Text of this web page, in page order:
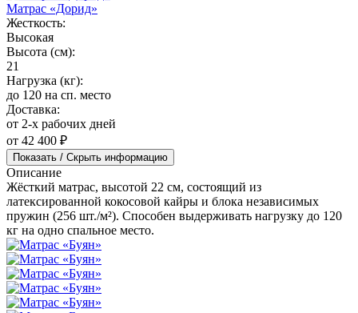
Матрас «Дорид»
Жесткость:
Высокая
Высота (см):
21
Нагрузка (кг):
до 120 на сп. место
Доставка:
от 2-х рабочих дней
от 42 400 ₽
Показать / Скрыть информацию
Описание
Жёсткий матрас, высотой 22 см, состоящий из
латексированной кокосовой кайры и блока независимых
пружин (256 шт./м²). Способен выдерживать нагрузку до 120
кг на одно спальное место.